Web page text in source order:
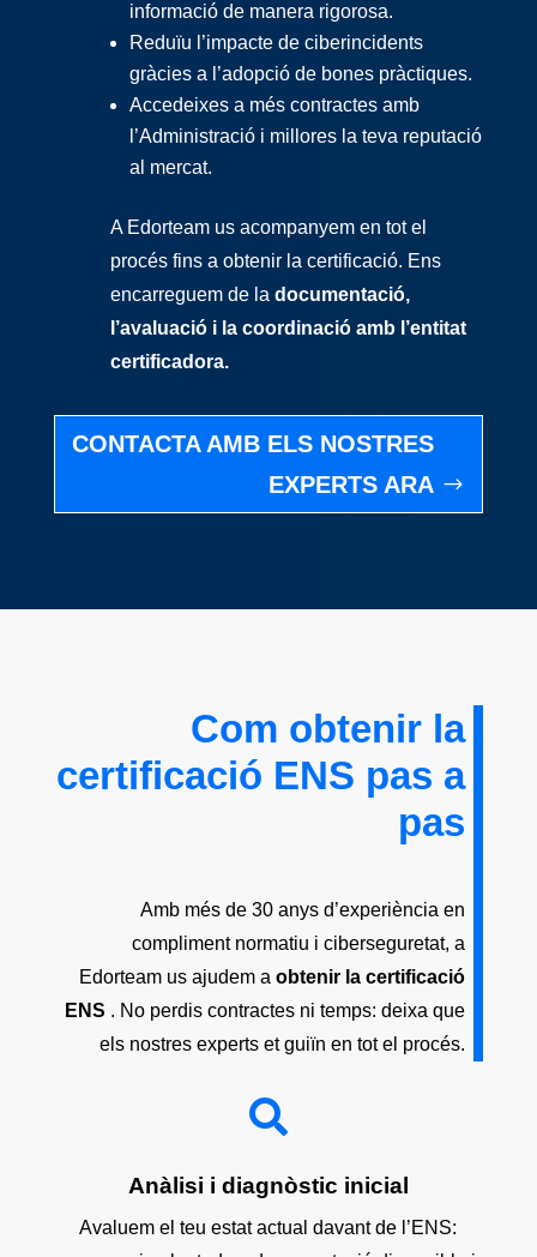
informació de manera rigorosa.
Reduïu l’impacte de ciberincidents
gràcies a l’adopció de bones pràctiques.
Accedeixes a més contractes amb
l’Administració i millores la teva reputació
al mercat.
A Edorteam us acompanyem en tot el
procés fins a obtenir la certificació. Ens
encarreguem de la documentació,
l’avaluació i la coordinació amb l’entitat
certificadora.
CONTACTA AMB ELS NOSTRES
EXPERTS ARA
Com obtenir la
certificació ENS pas a
pas
Amb més de 30 anys d’experiència en
compliment normatiu i ciberseguretat, a
Edorteam us ajudem aobtenir la certificació
ENS . No perdis contractes ni temps: deixa que
els nostres experts et guiïn en tot el procés.

Anàlisi i diagnòstic inicial
Avaluem el teu estat actual davant de l’ENS: